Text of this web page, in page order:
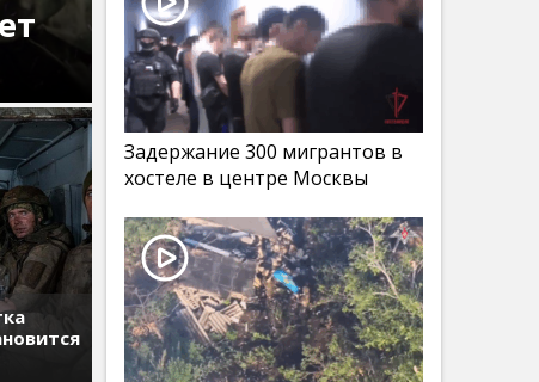
Задержание 300 мигрантов в
хостеле в центре Москвы